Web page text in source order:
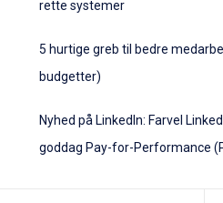
rette systemer
5 hurtige greb til bedre
budgetter)
Nyhed på LinkedIn: Farvel
goddag Pay-for-Performance